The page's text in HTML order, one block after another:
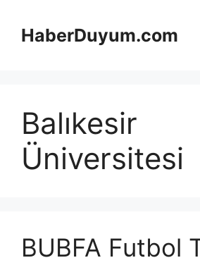
HaberDuyum.com
Balıkesir
Üniversitesi
BUBFA Futbol